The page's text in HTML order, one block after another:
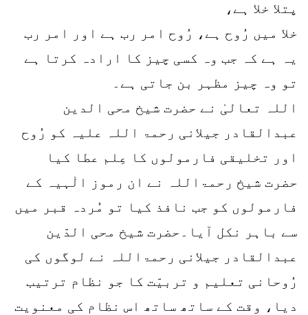
پتلا خلا ہے،
خلا میں رُوح ہے، رُوح امر رب ہے اور امر رب
یہ ہے کہ جب وہ کسی چیز کا ارادہ کرتا ہے
تو وہ چیز مظہر بن جاتی ہے۔
اللہ تعالیٰ نے حضرت شیخ محی الدین
عبدالقادر جیلانی رحمۃ اللہ علیہ کو رُوح
اور تخلیقی فارمولوں کا عِلم عطا کیا
حضرت شیخ رحمۃاللہ نے ان رموز الٰہیہ کے
فارمولوں کو جب نافذ کیا تو مُردہ قبر میں
سے باہر نکل آیا۔حضرت شیخ محی الدّین
عبدالقادر جیلانی رحمۃاللہ نے لوگوں کی
رُوحانی تعلیم و تربیّت کا جو نظام ترتیب
دیا، وقت کے ساتھ ساتھ اس نظام کی معنویت